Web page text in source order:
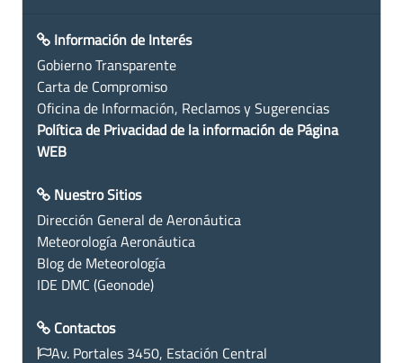
Información de Interés
Gobierno Transparente
Carta de Compromiso
Oficina de Información, Reclamos y Sugerencias
Política de Privacidad de la información de Página
WEB
Nuestro Sitios
Dirección General de Aeronáutica
Meteorología Aeronáutica
Blog de Meteorología
IDE DMC (Geonode)
Contactos
Av. Portales 3450, Estación Central